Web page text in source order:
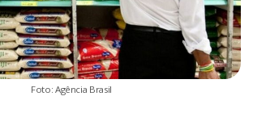
Foto: Agência Brasil